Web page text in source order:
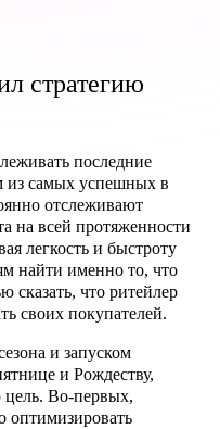
стратегию
последние
из самых успешных в
отслеживают
на всей протяженности
легкость и быстроту
найти именно то, что
что ритейлер
своих покупателей.
и запуском
и Рождеству,
цель. Во-первых,
оптимизировать